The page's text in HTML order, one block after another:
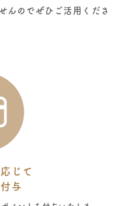
んのでぜひご活用くださ
じて
与